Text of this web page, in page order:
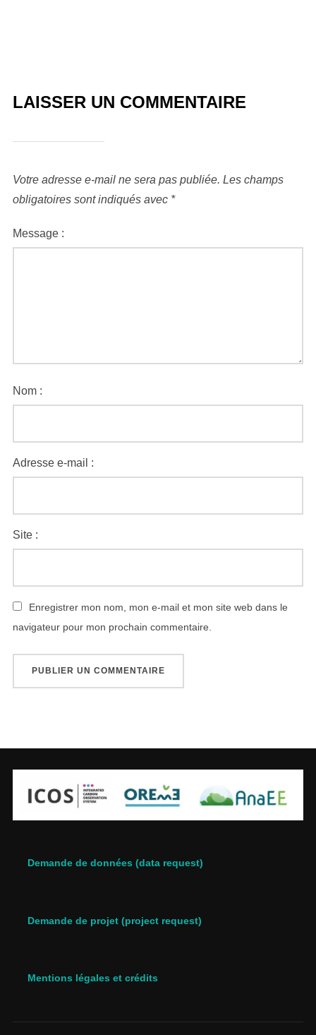
LAISSER UN COMMENTAIRE
Votre adresse e-mail ne sera pas publiée. Les champs
obligatoires sont indiqués avec *
Message :
Nom :
Adresse e-mail :
Site :
Enregistrer mon nom, mon e-mail et mon site web dans le
navigateur pour mon prochain commentaire.
Demande de données (data request)
Demande de projet (project request)
Mentions légales et crédits